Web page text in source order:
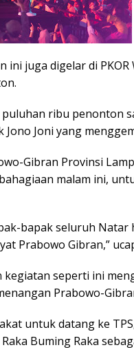
ini juga digelar di
ribu penonton
Jono Joni yang
Gibran Provinsi
malam ini,
bapak seluruh
Prabowo Gibran,”
seperti ini
Prabowo-
untuk datang ke
Buming Raka